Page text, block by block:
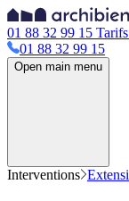
01 88 32 99 15
01 88 32 99 15
Open main menu
Interventions